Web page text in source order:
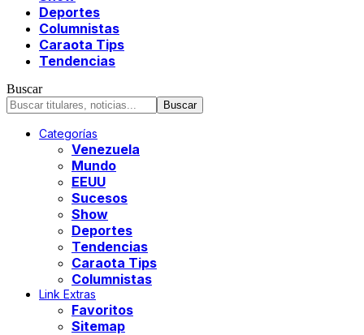
Deportes
Columnistas
Caraota Tips
Tendencias
Buscar
Categorías
Venezuela
Mundo
EEUU
Sucesos
Show
Deportes
Tendencias
Caraota Tips
Columnistas
Link Extras
Favoritos
Sitemap